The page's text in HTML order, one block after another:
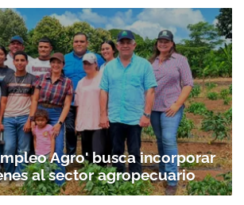
Agro' busca incorporar
al sector agropecuario